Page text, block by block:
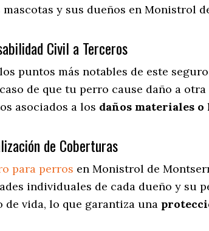
mascotas y sus dueños en Monistrol
Civil a Terceros
puntos más notables de este
de que tu perro cause daño a
asociados a los daños materiales
de Coberturas
para perros en Monistrol de
individuales de cada dueño y su
de vida, lo que garantiza una